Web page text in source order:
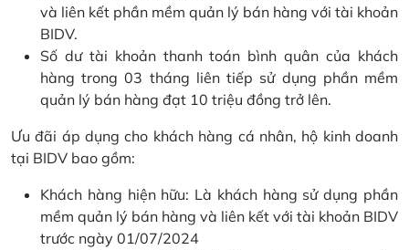
và liên kết phần mềm quản lý bán hàng với tài khoản
BIDV.
Số dư tài khoản thanh toán bình quân của khách
hàng trong 03 tháng liên tiếp sử dụng phần mềm
quản lý bán hàng đạt 10 triệu đồng trở lên.
Ưu đãi áp dụng cho khách hàng cá nhân, hộ kinh doanh
tại BIDV bao gồm:
Khách hàng hiện hữu: Là khách hàng sử dụng phần
mềm quản lý bán hàng và liên kết với tài khoản BIDV
trước ngày 01/07/2024